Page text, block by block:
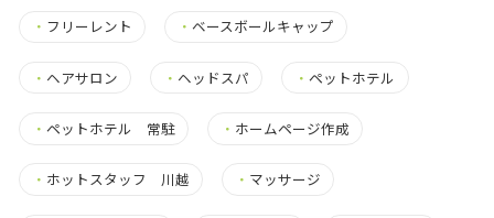
・ フリーレント ・ ベースボールキャップ
・ ヘアサロン ・ ヘッドスパ ・ペットホテル
・ ペットホテル 常駐 ・ ホームページ作成
・ ホットスタッフ 川越 ・ マッサージ